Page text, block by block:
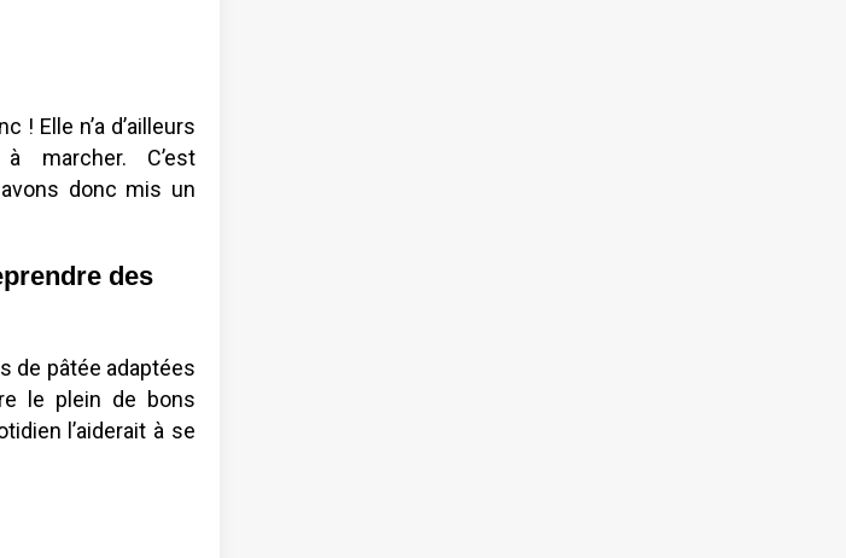
! Elle n’a d’ailleurs
marcher. C’est
donc mis un
des
de pâtée adaptées
le plein de bons
l’aiderait à se